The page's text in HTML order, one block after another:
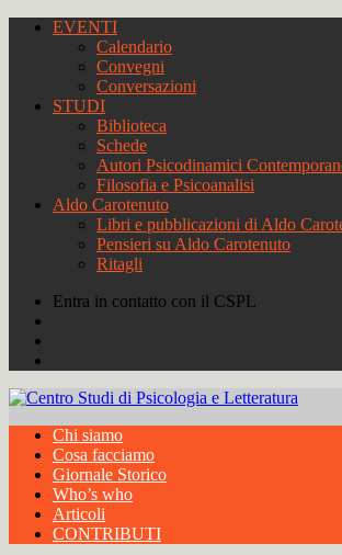
EVENTI
Calendario
Convegni
Conversazioni
STUDI
Biblioteca
Schede
Autori Psicodinamici
Filosofia e Psicoanalisi
Aldo Carotenuto
Libri e pubblicazioni di Aldo
Pensieri su Aldo Carotenuto
Ritagli
Entra in contatto con il CSPL
Chi siamo
Cosa facciamo
Giornale Storico
Who’s who
Articoli
CONTRIBUTI